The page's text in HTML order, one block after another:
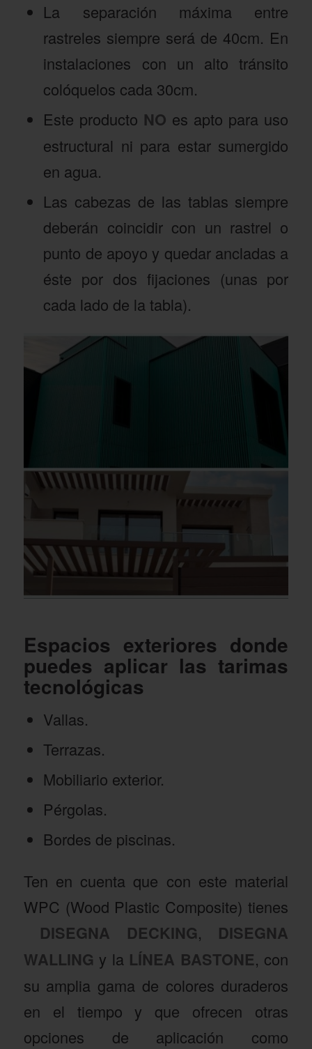
La separación máxima entre
rastreles siempre será de 40cm. En
instalaciones con un alto tránsito
colóquelos cada 30cm.
Este producto NO es apto para uso
estructural ni para estar sumergido
en agua.
Las cabezas de las tablas siempre
deberán coincidir con un rastrel o
punto de apoyo y quedar ancladas a
éste por dos fijaciones (unas por
cada lado de la tabla).
Espacios exteriores donde
puedes aplicar las tarimas
tecnológicas
Vallas.
Terrazas.
Mobiliario exterior.
Pérgolas.
Bordes de piscinas.
Ten en cuenta que con este material
WPC (Wood Plastic Composite) tienes
DISEGNA DECKING, DISEGNA
WALLING y la LÍNEA BASTONE, con
su amplia gama de colores duraderos
en el tiempo y que ofrecen otras
opciones de aplicación como